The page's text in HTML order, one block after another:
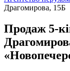
Драгомирова, 15Б
Продаж 5-